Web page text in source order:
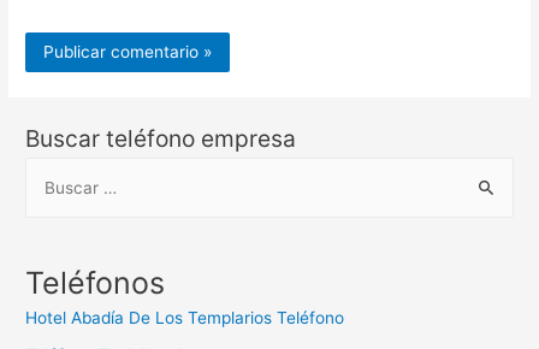
Buscar teléfono empresa
c
Teléfonos
Hotel Abadía De Los Templarios Teléfono